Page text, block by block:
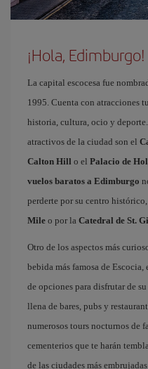
¡Hola, Edimburgo!
La capital escocesa fue
1995. Cuenta con atracciones
historia, cultura, ocio y
atractivos de la ciudad son el
Calton Hill o el Palacio de
vuelos baratos a Edimburgo
perderte por su centro
Mile o por la Catedral de St.
Otro de los aspectos más
bebida más famosa de
de opciones para disfrutar de
llena de bares, pubs y
numerosos tours nocturnos de
cementerios que te harán
de las ciudades más